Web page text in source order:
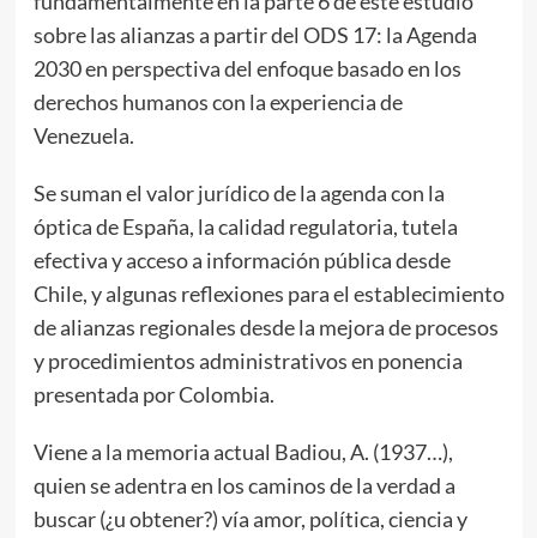
sobre las alianzas a partir del ODS 17: la Agenda
2030 en perspectiva del enfoque basado en los
derechos humanos con la experiencia de
Venezuela.
Se suman el valor jurídico de la agenda con la
óptica de España, la calidad regulatoria, tutela
efectiva y acceso a información pública desde
Chile, y algunas reflexiones para el establecimiento
de alianzas regionales desde la mejora de procesos
y procedimientos administrativos en ponencia
presentada por Colombia.
Viene a la memoria actual Badiou, A. (1937…),
quien se adentra en los caminos de la verdad a
buscar (¿u obtener?) vía amor, política, ciencia y